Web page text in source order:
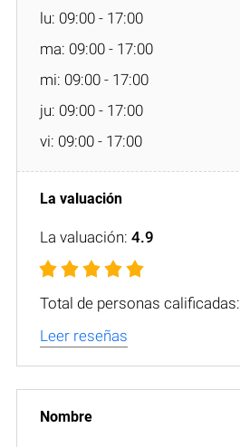
lu: 09:00 - 17:00
ma: 09:00 - 17:00
mi: 09:00 - 17:00
ju: 09:00 - 17:00
vi: 09:00 - 17:00
La valuación: 4.9
Total de personas calificadas:
Leer reseñas